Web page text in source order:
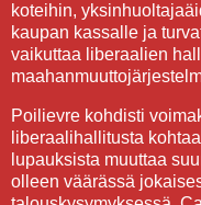
koteihin,
kaupan kassalle ja
vaikuttaa liberaalien
Poilievre kohdisti
liberaalihallitusta
lupauksista muuttaa
olleen väärässä